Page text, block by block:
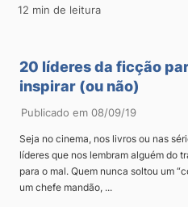
12 min de leitura
20 líderes da ficção
inspirar (ou não)
Publicado em 08/09/19
Seja no cinema, nos livros ou nas
líderes que nos lembram alguém do
para o mal. Quem nunca soltou um
um chefe mandão, ...